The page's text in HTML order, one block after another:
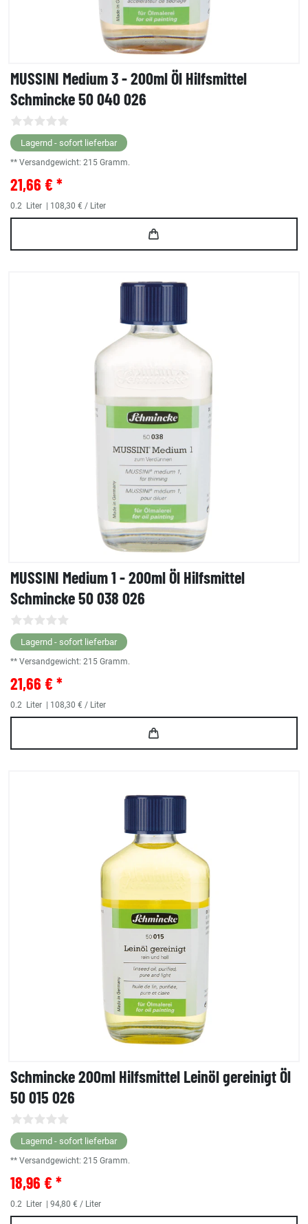
MUSSINI Medium 3 - 200ml Öl Hilfsmittel
Schmincke 50 040 026
Lagernd - sofort lieferbar
** Versandgewicht: 215 Gramm.
21,66 € *
0.2 Liter | 108,30 € / Liter
MUSSINI Medium 1 - 200ml Öl Hilfsmittel
Schmincke 50 038 026
Lagernd - sofort lieferbar
** Versandgewicht: 215 Gramm.
21,66 € *
0.2 Liter | 108,30 € / Liter
Schmincke 200ml Hilfsmittel Leinöl gereinigt Öl
50 015 026
Lagernd - sofort lieferbar
** Versandgewicht: 215 Gramm.
18,96 € *
0.2 Liter | 94,80 € / Liter